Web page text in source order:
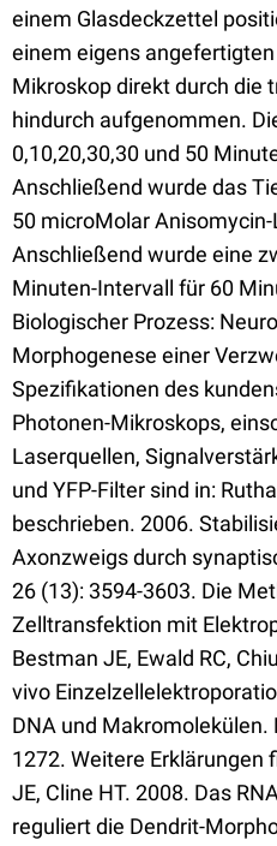
einem Glasdeckzettel
einem eigens
Mikroskop direkt durch die
hindurch aufgenommen.
0,10,20,30,30 und 50
Anschließend wurde das
50 microMolar
Anschließend wurde eine
Minuten-Intervall für 60
Biologischer Prozess:
Morphogenese einer
Spezifikationen des
Photonen-Mikroskops,
Laserquellen,
und YFP-Filter sind in:
beschrieben. 2006.
Axonzweigs durch
26 (13): 3594-3603. Die
Zelltransfektion mit
Bestman JE, Ewald RC,
vivo
DNA und Makromolekülen.
1272. Weitere Erklärungen
JE, Cline HT. 2008. Das
reguliert die Dendrit-